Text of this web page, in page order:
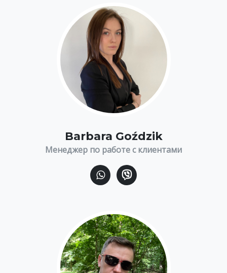
Barbara Goździk
Менеджер по работе с клиентами